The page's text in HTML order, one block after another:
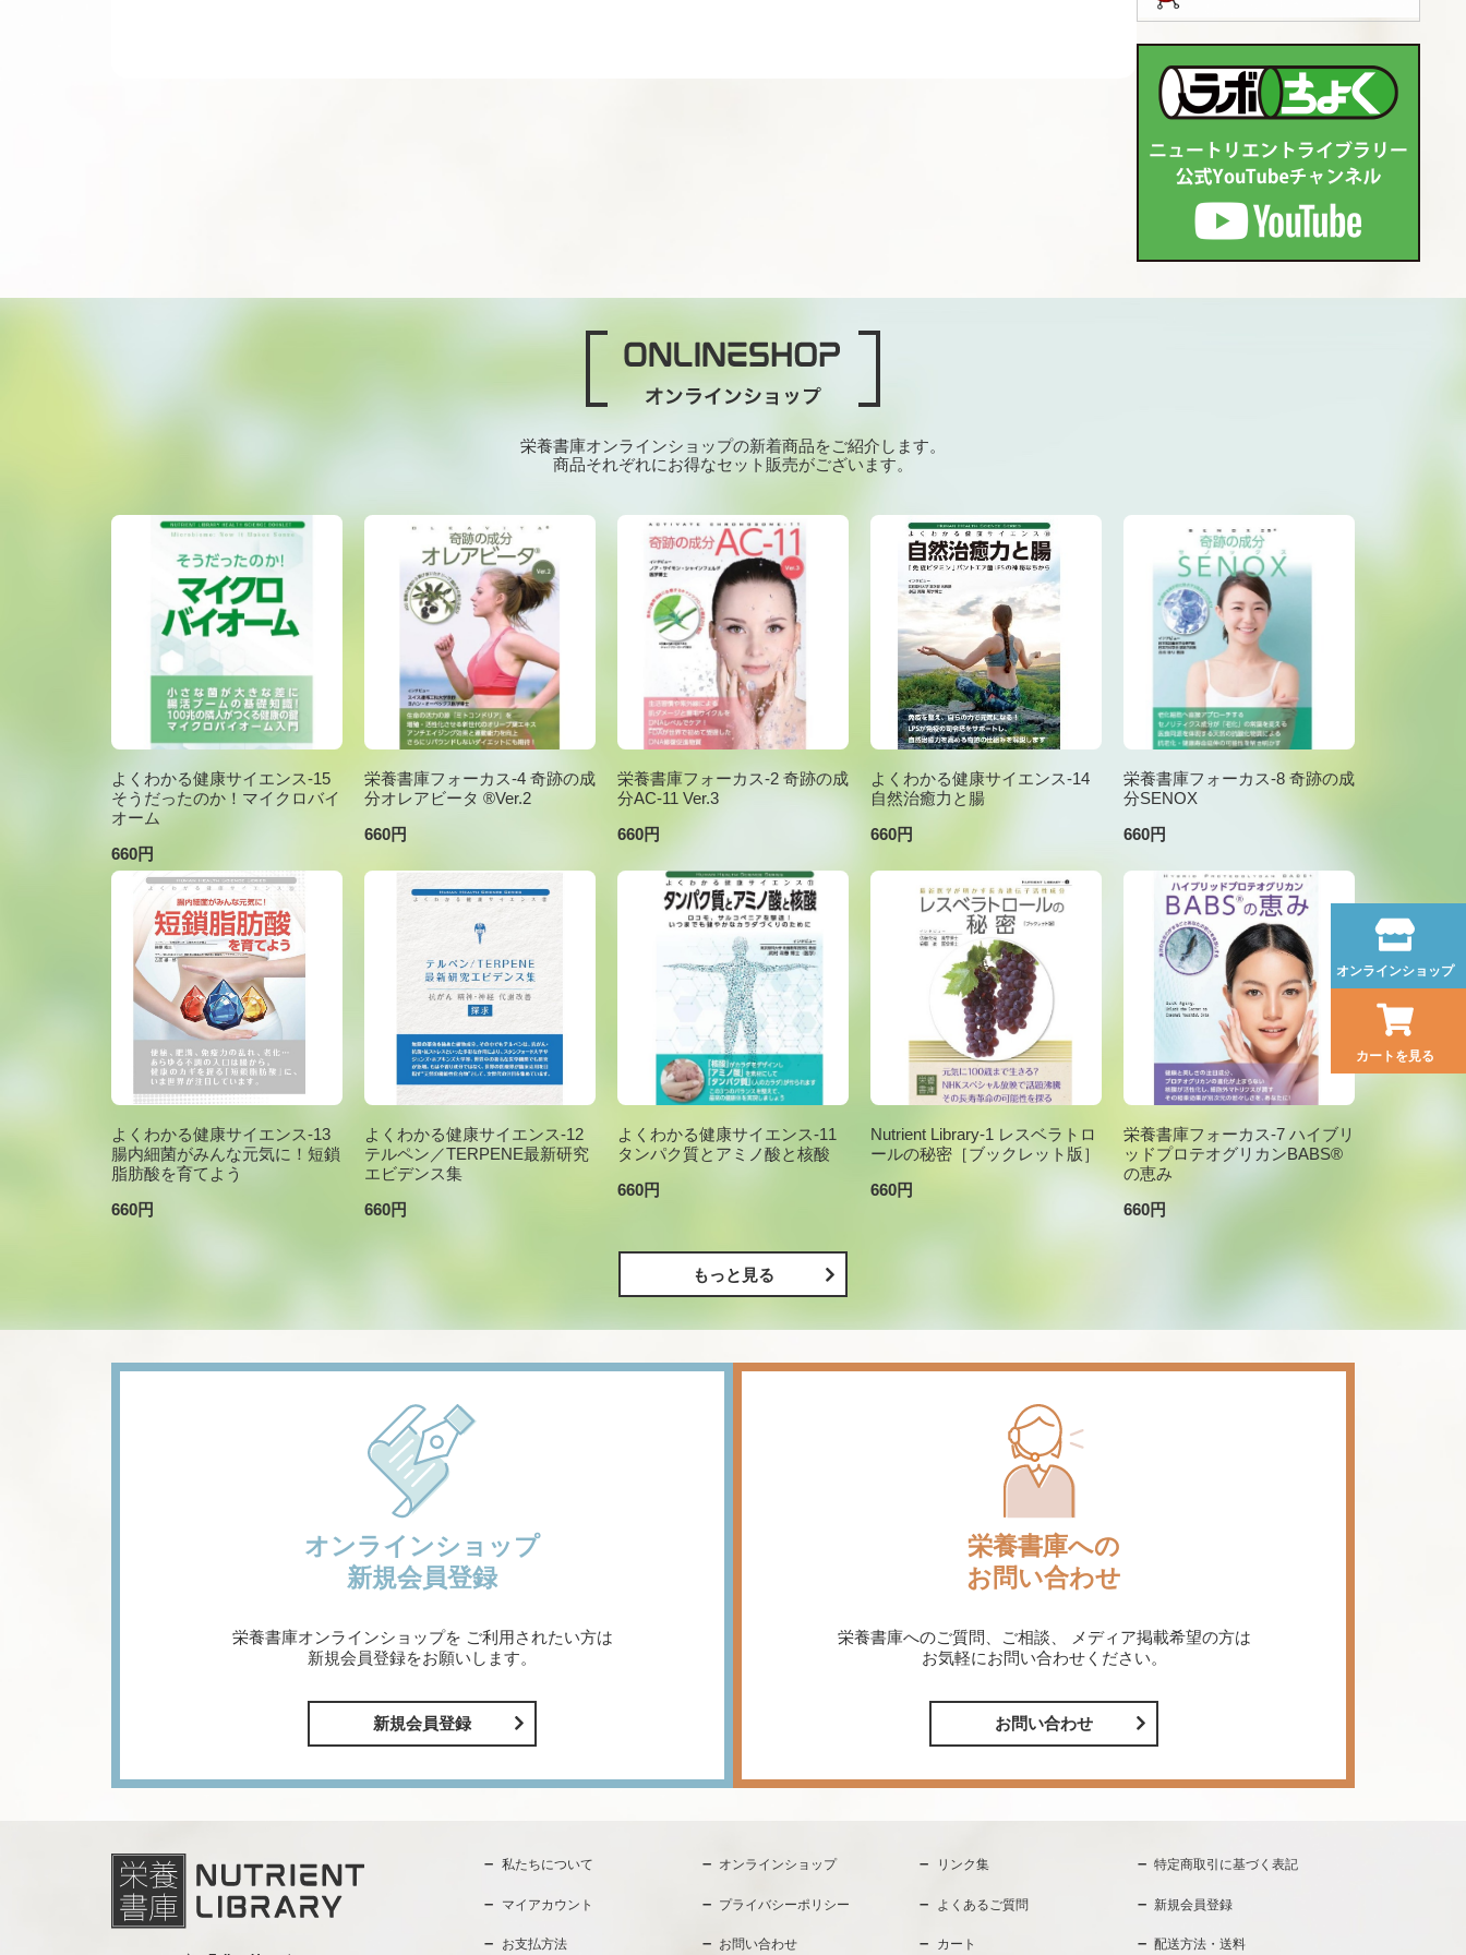
オンラインショップ
カートを見る
栄養書庫オンラインショップの新着商品をご紹介します。
商品それぞれにお得なセット販売がございます。
よくわかる健康サイエンス-15
そうだったのか！マイクロバイ
オーム
660円
栄養書庫フォーカス-4 奇跡の成
分オレアビータ ®Ver.2
660円
栄養書庫フォーカス-2 奇跡の成
分AC-11 Ver.3
660円
よくわかる健康サイエンス-14
自然治癒力と腸
660円
栄養書庫フォーカス-8 奇跡の成
分SENOX
660円
よくわかる健康サイエンス-13
腸内細菌がみんな元気に！短鎖
脂肪酸を育てよう
660円
よくわかる健康サイエンス-12
テルペン／TERPENE最新研究
エビデンス集
660円
よくわかる健康サイエンス-11
タンパク質とアミノ酸と核酸
660円
Nutrient Library-1 レスベラトロ
ールの秘密［ブックレット版］
660円
栄養書庫フォーカス-7 ハイブリ
ッドプロテオグリカンBABS®
の恵み
660円
もっと見る
オンラインショップ
新規会員登録
栄養書庫オンラインショップを ご利用されたい方は
新規会員登録をお願いします。
新規会員登録
栄養書庫への
お問い合わせ
栄養書庫へのご質問、ご相談、
メディア掲載希望の方は
お気軽にお問い合わせください。
お問い合わせ
私たちについて オンラインショップ リンク集 特定商取引に基づく表記
マイアカウント プライバシーポリシー よくあるご質問 新規会員登録
お支払方法 お問い合わせ カート 配送方法・送料